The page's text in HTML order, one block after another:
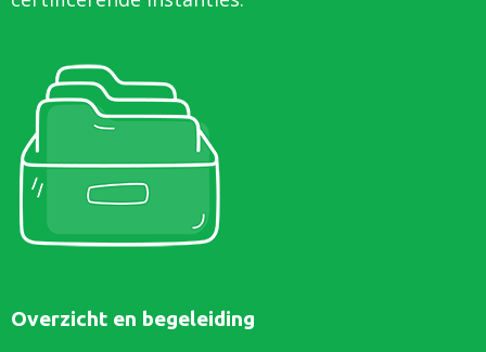
Overzicht en begeleiding